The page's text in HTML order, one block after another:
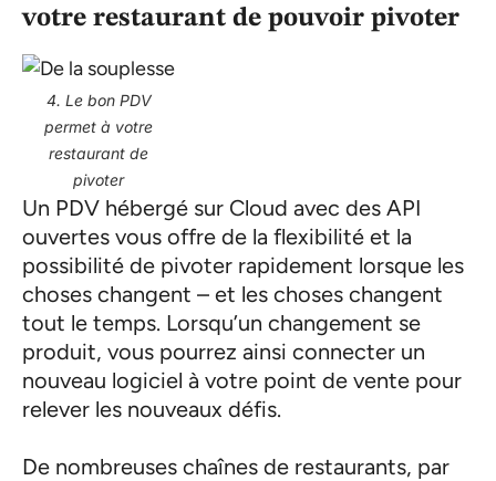
votre restaurant de pouvoir pivoter
4. Le bon PDV
permet à votre
restaurant de
pivoter
Un PDV hébergé sur Cloud avec des API
ouvertes vous offre de la flexibilité et la
possibilité de pivoter rapidement lorsque les
choses changent – et les choses changent
tout le temps. Lorsqu’un changement se
produit, vous pourrez ainsi connecter un
nouveau logiciel à votre point de vente pour
relever les nouveaux défis.
De nombreuses chaînes de restaurants, par